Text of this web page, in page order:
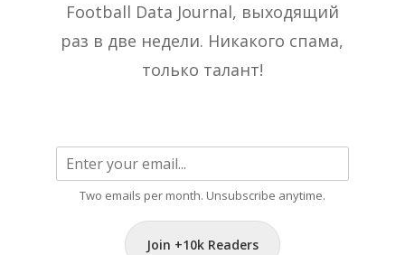
Football Data Journal, выходящий
раз в две недели. Никакого спама,
только талант!
Two emails per month. Unsubscribe anytime.
Join +10k Readers